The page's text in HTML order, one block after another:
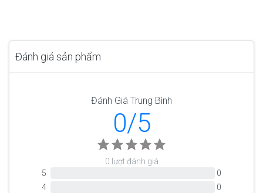
Đánh giá sản phẩm
Đánh Giá Trung Bình
0/5
0 lượt đánh giá
5
0
4
0